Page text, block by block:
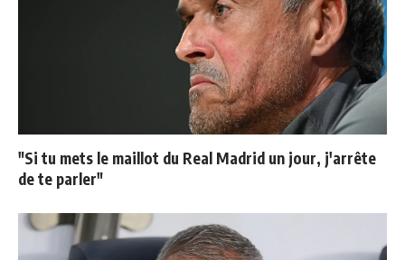
"Si tu mets le maillot du Real Madrid un jour, j'arrête
de te parler"